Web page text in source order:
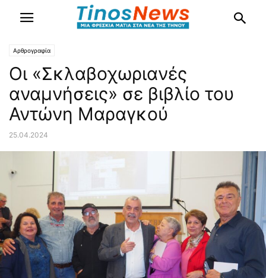
Αρθρογραφία
Οι «Σκλαβοχωριανές
αναμνήσεις» σε βιβλίο του
Αντώνη Μαραγκού
25.04.2024